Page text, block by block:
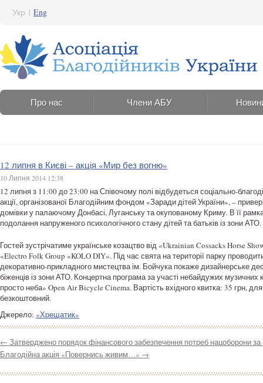
Укр | Eng
Про нас Члени АБУ
12 липня в Києві – акція «Мир без вогню»
10 Липня 2014 12:38
12 липня з 11:00 до 23:00 на Співочому полі відбудеться соціально-
акції, організованої Благодійним фондом «Заради дітей України», –
домівки у палаючому Донбасі, Луганську та окупованому Криму. В її
подолання напруженого психологічного стану дітей та батьків із зони АТО.
Гостей зустрічатиме українське козацтво від «Ukrainian Cossacks Horse
«Electro Folk Group «KOLO DIY». Під час свята на території парку
декоративно-прикладного мистецтва ім. Бойчука покаже дизайнерське
біженців із зони АТО. Концертна програма за участі небайдужих
просто неба» Open Air Bicycle Cinema. Вартість вхідного квитка: 35 грн,
безкоштовний.
Джерело: «Хрещатик»
← Затверджено порядок фінансового забезпечення потреб нацоборони
Благодійна акція «Повернись живим…» →